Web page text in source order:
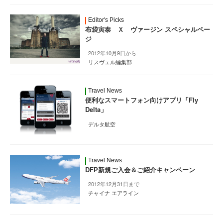
Editor's Picks
布袋寅泰 Ｘ ヴァージン スペシャルペー
ジ
2012年10月9日から
リスヴェル編集部
Travel News
便利なスマートフォン向けアプリ「Fly
Delta」
デルタ航空
Travel News
DFP新規ご入会＆ご紹介キャンペーン
2012年12月31日まで
チャイナ エアライン